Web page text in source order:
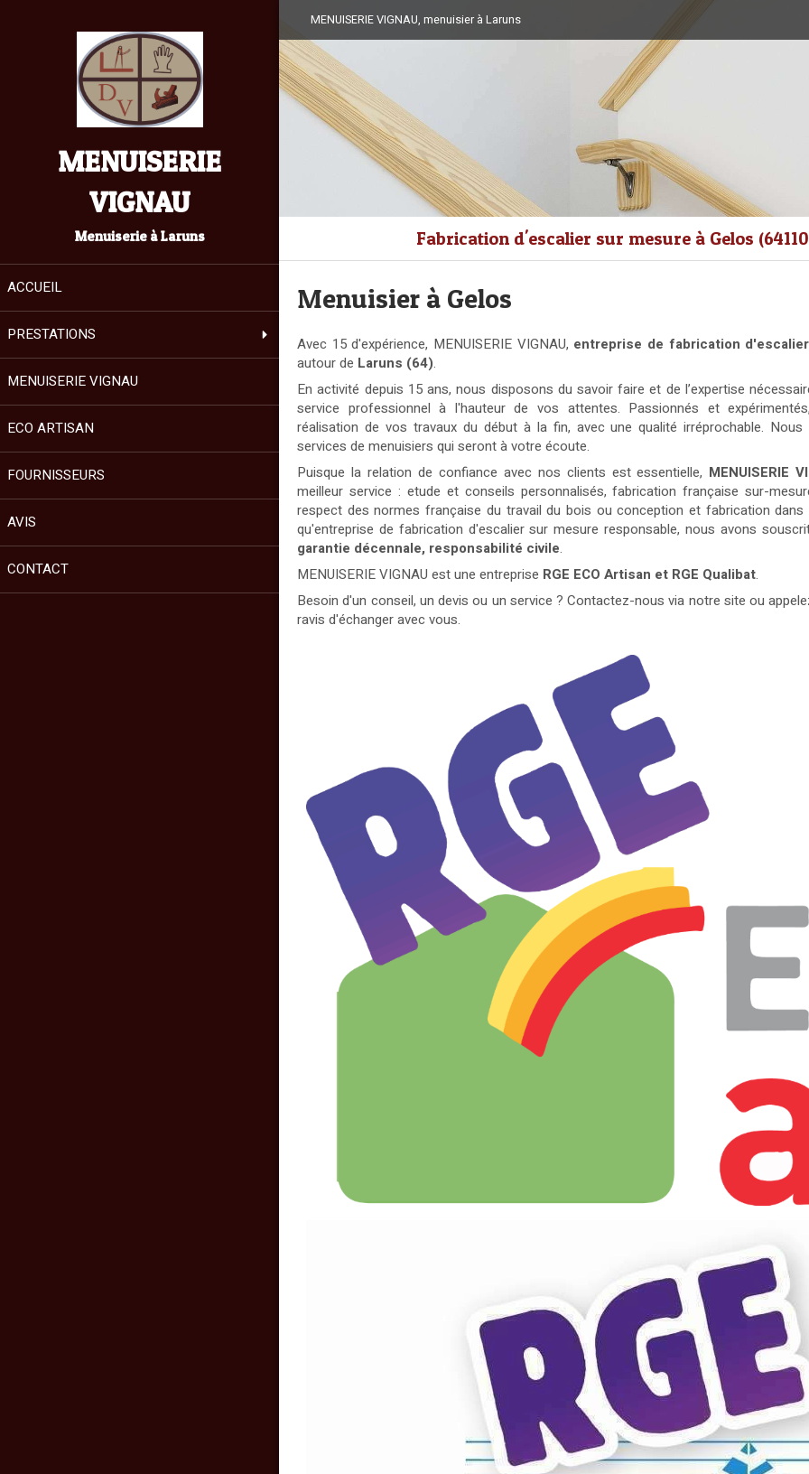
MENUISERIE
VIGNAU
Menuiserie à Laruns
ACCUEIL
PRESTATIONS
MENUISERIE VIGNAU
ECO ARTISAN
FOURNISSEURS
AVIS
CONTACT
MENUISERIE VIGNAU, menuisier à Laruns
Fabrication d'escalier sur mesure à Gelos
Menuisier à Gelos
Avec 15 d'expérience, MENUISERIE VIGNAU, entreprise de fabrication
autour de Laruns (64).
En activité depuis 15 ans, nous disposons du savoir faire et de l’expertise
service professionnel à l'hauteur de vos attentes. Passionnés et
réalisation de vos travaux du début à la fin, avec une qualité irréprochable.
services de menuisiers qui seront à votre écoute.
Puisque la relation de confiance avec nos clients est essentielle, MENUISERIE
meilleur service : etude et conseils personnalisés, fabrication française sur-
respect des normes française du travail du bois ou conception et fabrication dans
qu'entreprise de fabrication d'escalier sur mesure responsable, nous avons
garantie décennale, responsabilité civile.
MENUISERIE VIGNAU est une entreprise RGE ECO Artisan et RGE Qualibat.
Besoin d'un conseil, un devis ou un service ? Contactez-nous via notre site ou
ravis d'échanger avec vous.